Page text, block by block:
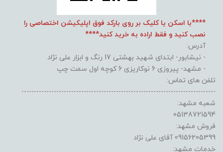
****با اسکن یا کلیک بر روی بارکد فوق اپلیکیشن اختصاصی را
نصب کنید و فقط اراده به خرید کنید****
آدرس:
- نیشابور- ابتدای شهید بهشتی 17 رنگ و ابزار علی نژاد
- مشهد- پیروزی 6 نوکاریزی 6 کوچه اول سمت چپ
تلفن های تماس:
------------------------------------------------------------------------------
شعبه مشهد:
05138721594
فروش مشهد:
09156205399 آقای علی نژاد
خدمات مشهد: